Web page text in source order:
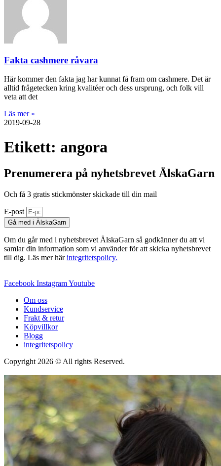
Fakta cashmere råvara
Här kommer den fakta jag har kunnat få fram om cashmere. Det är
alltid frågetecken kring kvalitéer och dess ursprung, och folk vill
veta att det
Läs mer »
2019-09-28
Etikett: angora
Prenumerera på nyhetsbrevet ÄlskaGarn
Och få 3 gratis stickmönster skickade till din mail
E-post
Gå med i ÄlskaGarn
Om du går med i nyhetsbrevet ÄlskaGarn så godkänner du att vi
samlar din information som vi använder för att skicka nyhetsbrevet
till dig. Läs mer härintegritetspolicy.
Facebook InstagramYoutube
Om oss
Kundservice
Frakt & retur
Köpvillkor
Blogg
integritetspolicy
Copyright 2026 © All rights Reserved.